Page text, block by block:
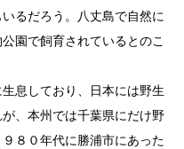
るだろう。八丈島で自然に
園で飼育されているとのこ
息しており、日本には野生
、本州では千葉県にだけ野
８０年代に勝浦市にあった